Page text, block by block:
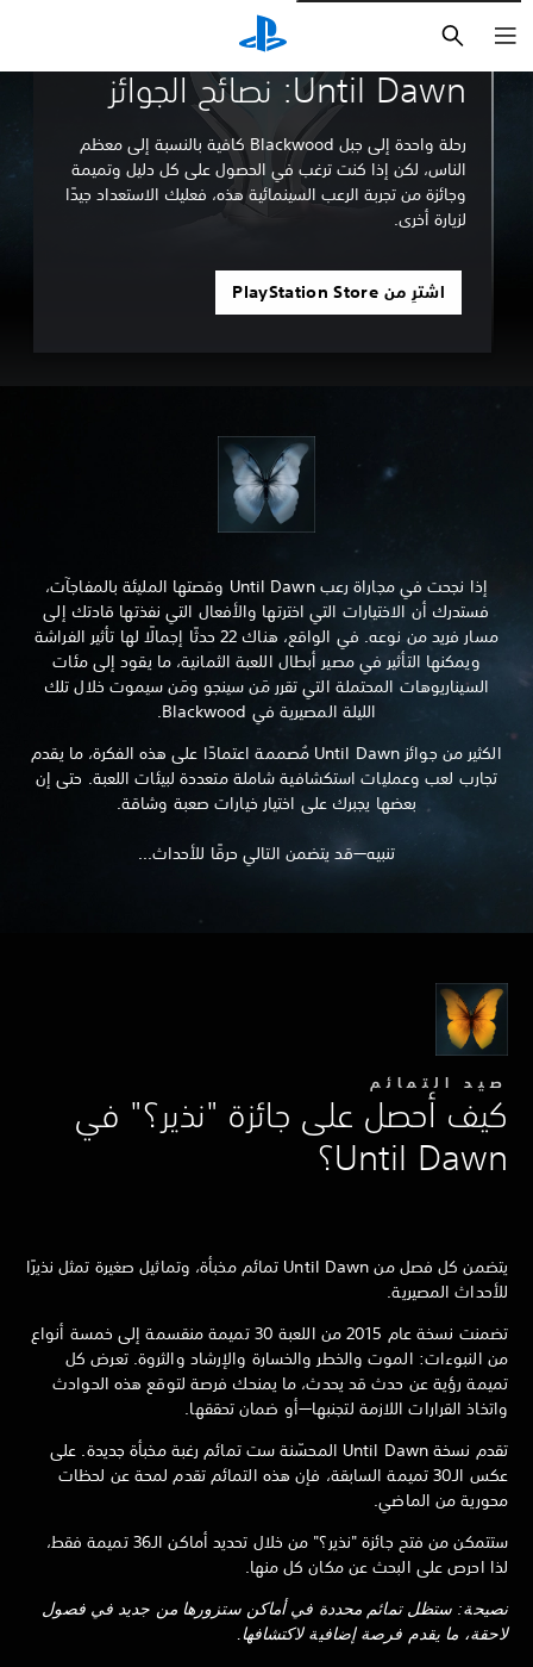
إرشادات ومقالات
Until Dawn: نصائح الجوائز
رحلة واحدة إلى جبل Blackwood كافية بالنسبة إلى معظم
الناس، لكن إذا كنت ترغب في الحصول على كل دليل وتميمة
وجائزة من تجربة الرعب السينمائية هذه، فعليك الاستعداد جيدًا
لزيارة أخرى.
اشترِ من PlayStation Store
إذا نجحت في مجاراة رعب Until Dawn وقصتها المليئة بالمفاجآت،
فستدرك أن الاختيارات التي اخترتها والأفعال التي نفذتها قادتك إلى
مسار فريد من نوعه. في الواقع، هناك 22 حدثًا إجمالًا لها تأثير الفراشة
ويمكنها التأثير في مصير أبطال اللعبة الثمانية، ما يقود إلى مئات
السيناريوهات المحتملة التي تقرر مَن سينجو ومَن سيموت خلال تلك
الليلة المصيرية في Blackwood.
الكثير من جوائز Until Dawn مُصممة اعتمادًا على هذه الفكرة، ما يقدم
تجارب لعب وعمليات استكشافية شاملة متعددة لبيئات اللعبة. حتى إن
بعضها يجبرك على اختيار خيارات صعبة وشاقة.
تنبيه—قد يتضمن التالي حرقًا للأحداث...
صيد التمائم
كيف أحصل على جائزة "نذير؟" في
Until Dawn؟
يتضمن كل فصل من Until Dawn تمائم مخبأة، وتماثيل صغيرة تمثل نذيرًا
للأحداث المصيرية.
تضمنت نسخة عام 2015 من اللعبة 30 تميمة منقسمة إلى خمسة أنواع
من النبوءات: الموت والخطر والخسارة والإرشاد والثروة. تعرض كل
تميمة رؤية عن حدث قد يحدث، ما يمنحك فرصة لتوقع هذه الحوادث
واتخاذ القرارات اللازمة لتجنبها—أو ضمان تحققها.
تقدم نسخة Until Dawn المحسّنة ست تمائم رغبة مخبأة جديدة. على
عكس الـ30 تميمة السابقة، فإن هذه التمائم تقدم لمحة عن لحظات
محورية من الماضي.
ستتمكن من فتح جائزة "نذير؟" من خلال تحديد أماكن الـ36 تميمة فقط،
لذا احرص على البحث عن مكان كل منها.
نصيحة: ستظل تمائم محددة في أماكن ستزورها من جديد في فصول
لاحقة، ما يقدم فرصة إضافية لاكتشافها.